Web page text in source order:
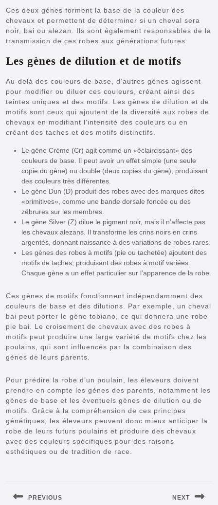
Ces deux gènes forment la base de la couleur des
chevaux et permettent de déterminer si un cheval sera
noir, bai ou alezan. Ils sont également responsables de la
transmission de ces robes aux générations futures.
Les gènes de dilution et de motifs
Au-delà des couleurs de base, d’autres gènes agissent
pour modifier ou diluer ces couleurs, créant ainsi des
teintes uniques et des motifs. Les gènes de dilution et de
motifs sont ceux qui ajoutent de la diversité aux robes de
chevaux en modifiant l’intensité des couleurs ou en
créant des taches et des motifs distinctifs.
Le gène Crème (Cr) agit comme un «éclaircissant» des
couleurs de base. Il peut avoir un effet simple (une seule
copie du gène) ou double (deux copies du gène), produisant
des couleurs très différentes.
Le gène Dun (D) produit des robes avec des marques dites
«primitives», comme une bande dorsale foncée ou des
zébrures sur les membres.
Le gène Silver (Z) dilue le pigment noir, mais il n’affecte pas
les chevaux alezans. Il transforme les crins noirs en crins
argentés, donnant naissance à des variations de robes rares.
Les gènes des robes à motifs (pie ou tachetée) ajoutent des
motifs de taches, produisant des robes à motif variées.
Chaque gène a un effet particulier sur l’apparence de la robe.
Ces gènes de motifs fonctionnent indépendamment des
couleurs de base et des dilutions. Par exemple, un cheval
bai peut porter le gène tobiano, ce qui donnera une robe
pie bai. Le croisement de chevaux avec des robes à
motifs peut produire une large variété de motifs chez les
poulains, qui sont influencés par la combinaison des
gènes de leurs parents.
Pour prédire la robe d’un poulain, les éleveurs doivent
prendre en compte les gènes des parents, notamment les
gènes de base et les éventuels gènes de dilution ou de
motifs. Grâce à la compréhension de ces principes
génétiques, les éleveurs peuvent donc mieux anticiper la
robe de leurs futurs poulains et produire des chevaux
avec des couleurs spécifiques pour des raisons
esthétiques ou de tradition de race.
l’article
PREVIOUS NEXT